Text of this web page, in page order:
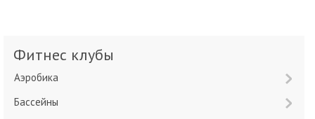
Фитнес клубы
Аэробика
Бассейны